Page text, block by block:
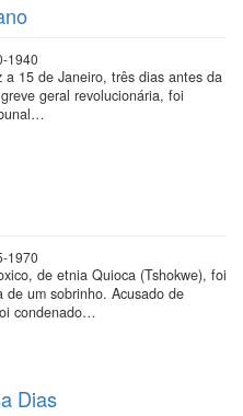
1940
a 15 de Janeiro, três dias antes da
geral revolucionária, foi
1970
de etnia Quioca (Tshokwe), foi
de um sobrinho. Acusado de
condenado…
Dias